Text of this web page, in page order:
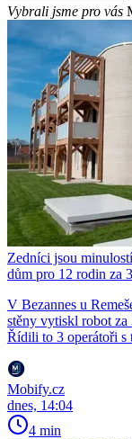
Vybrali jsme pro vás
Zedníci jsou
dům pro 12 rodin za
V Bezannes u
stěny vytiskl robot
Řídili to 3 operátoři s
Mobify.cz
dnes, 14:04
4 min